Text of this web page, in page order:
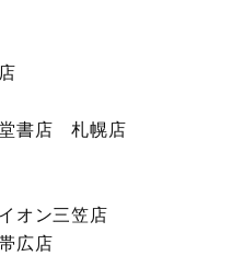
書店 札幌店
オン三笠店
広店